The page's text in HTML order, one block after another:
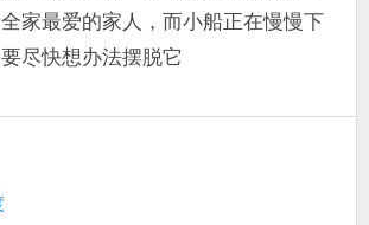
家最爱的家人，而小船正在慢慢下
尽快想办法摆脱它